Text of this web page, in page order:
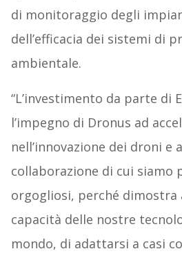
di monitoraggio degli
dell’efficacia dei sistemi di
ambientale.
“L’investimento da parte di
l’impegno di Dronus ad
nell’innovazione dei droni e
collaborazione di cui siamo
orgogliosi, perché dimostra
capacità delle nostre
mondo, di adattarsi a casi